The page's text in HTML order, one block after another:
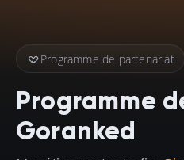
Programme de partenariat
Programme
Goranked